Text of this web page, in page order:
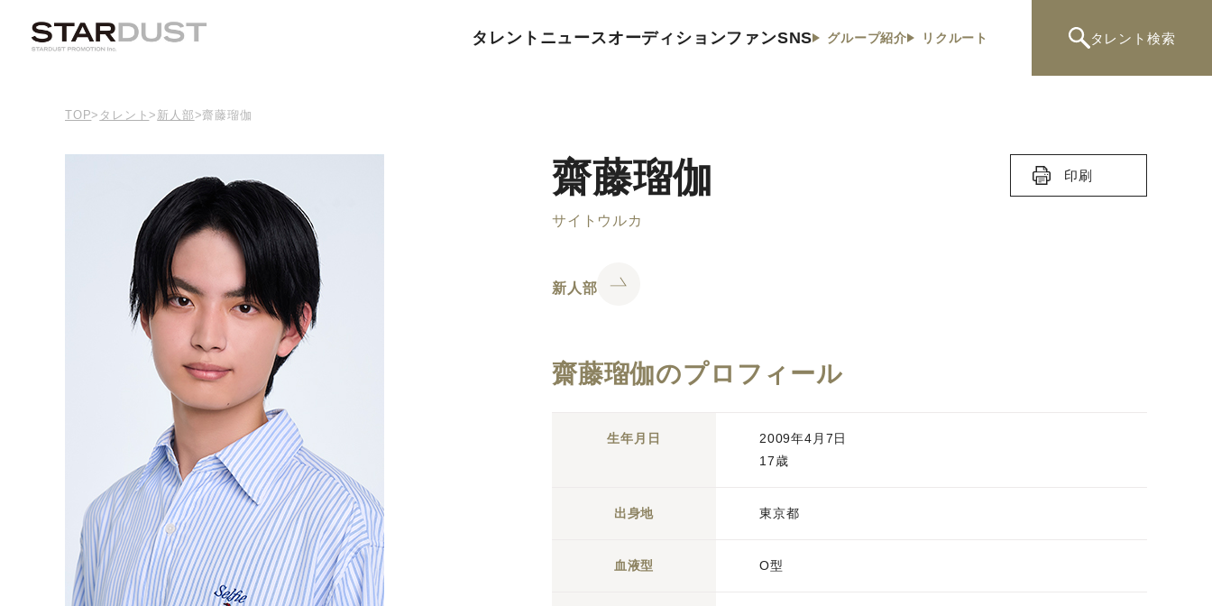
タレント ニュースオーディションファンSNS グループ紹介 リクルート タレント 検索
TOP> タレント> 新人部>齋藤瑠伽
齋藤瑠伽
サイトウルカ
印刷
新人部
齋藤瑠伽のプロフィール
生年月日
2009年4月7日
17歳
出身地 東京都
血液型 O型